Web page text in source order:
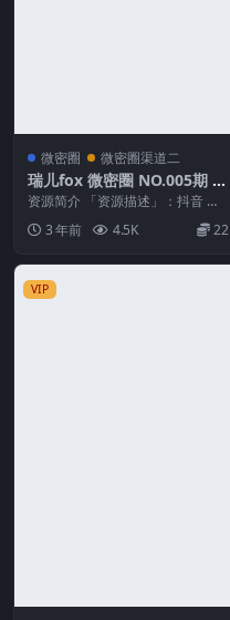
微密圈 微密圈渠道二
瑞儿fox 微密圈 NO.005期 最
新至：2023.12.05
资源简介 「资源描述」：抖音 瑞
儿fox 微密圈 NO.005期 【31P】
最新...3 年前 4.5K 22
VIP